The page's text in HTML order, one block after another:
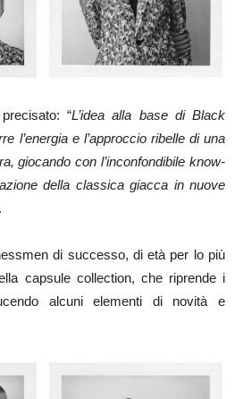
“L’idea alla base di Black
l’energia e l’approccio ribelle di una
giocando con l’inconfondibile know-
della classica giacca in nuove
di successo, di età per lo più
capsule collection, che riprende i
alcuni elementi di novità e